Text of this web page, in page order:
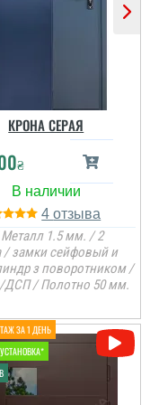
КРОНА СЕРАЯ
₴
4
1.5 мм. / 2
/ замки сейфовый и
з поворотником /
ДСП / Полотно 50 мм.